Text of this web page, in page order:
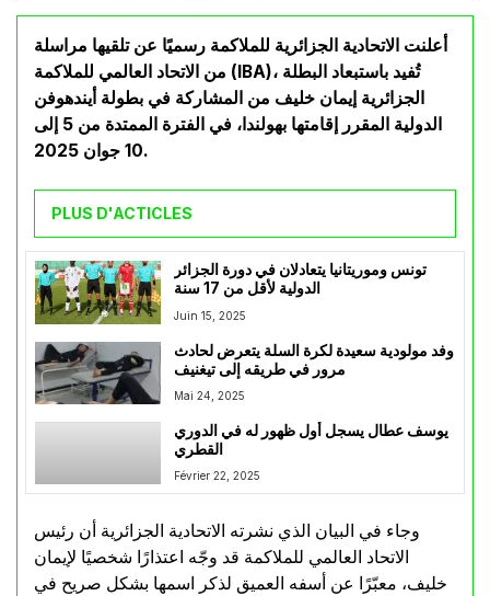
أعلنت الاتحادية الجزائرية للملاكمة رسميًا عن تلقيها مراسلة
من الاتحاد العالمي للملاكمة (IBA)، تُفيد باستبعاد البطلة
الجزائرية إيمان خليف من المشاركة في بطولة أيندهوفن
الدولية المقرر إقامتها بهولندا، في الفترة الممتدة من 5 إلى
10 جوان 2025.
PLUS D'ACTICLES
تونس وموريتانيا يتعادلان في دورة الجزائر
الدولية لأقل من 17 سنة
Juin 15, 2025
وفد مولودية سعيدة لكرة السلة يتعرض لحادث
مرور في طريقه إلى تيغنيف
Mai 24, 2025
يوسف عطال يسجل أول ظهور له في الدوري
القطري
Février 22, 2025
وجاء في البيان الذي نشرته الاتحادية الجزائرية أن رئيس
الاتحاد العالمي للملاكمة قد وجّه اعتذارًا شخصيًا لإيمان
خليف، معبّرًا عن أسفه العميق لذكر اسمها بشكل صريح في